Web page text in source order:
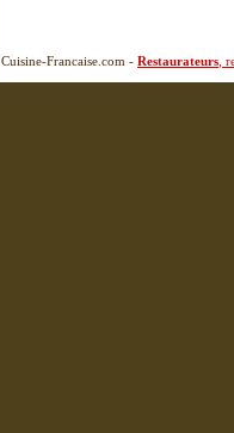
Cuisine-Francaise.com - Restaurateurs ,